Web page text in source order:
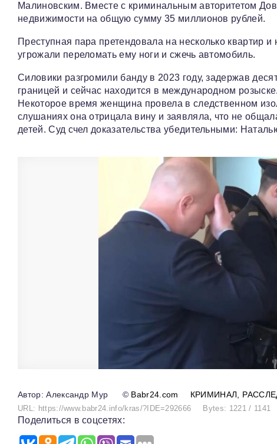
Малиновским. Вместе с криминальным авторитетом
недвижимости на общую сумму 35 миллионов рублей.
Преступная пара претендовала на несколько квартир
угрожали переломать ему ноги и сжечь автомобиль.
Силовики разгромили банду в 2023 году, задержав
границей и сейчас находится в международном
Некоторое время женщина провела в следственном
слушаниях она отрицала вину и заявляла, что не
детей. Суд счел доказательства убедительными:
Александр Мур © Babr24.com КРИМИНАЛ
URL: https://www.babr24.info/kras/?IDE=292666 Bytes: 1221 / 1141
Поделиться в соцсетях: